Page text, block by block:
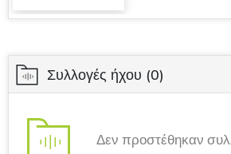
Συλλογές ήχου (0)
Δεν προστέθηκαν